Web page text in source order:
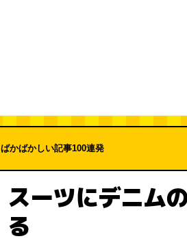
ばかばかしい記事100連発
スーツにデニム
る